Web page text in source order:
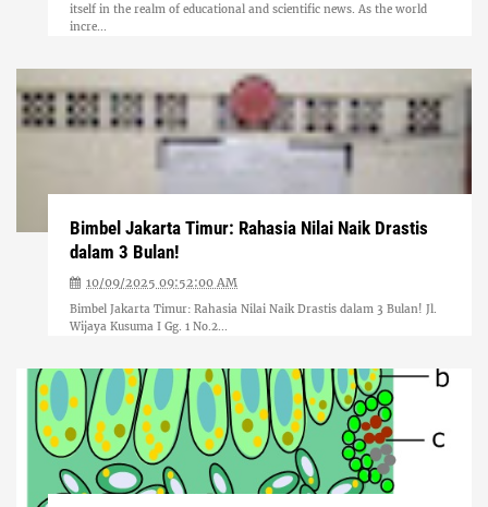
itself in the realm of educational and scientific news. As the world
incre...
Bimbel Jakarta Timur: Rahasia Nilai Naik Drastis
dalam 3 Bulan!
10/09/2025 09:52:00 AM
Bimbel Jakarta Timur: Rahasia Nilai Naik Drastis dalam 3 Bulan! Jl.
Wijaya Kusuma I Gg. 1 No.2...